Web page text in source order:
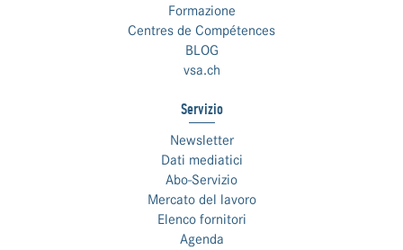
Formazione
Centres de Compétences
BLOG
vsa.ch
Servizio
Newsletter
Dati mediatici
Abo-Servizio
Mercato del lavoro
Elenco fornitori
Agenda